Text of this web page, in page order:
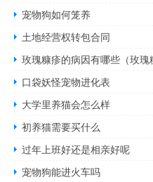
宠物狗如何笼养
土地经营权转包合同
玫瑰糠疹的病因有哪些（玫瑰
口袋妖怪宠物进化表
大学里养猫会怎么样
初养猫需要买什么
过年上班好还是相亲好呢
宠物狗能进火车吗